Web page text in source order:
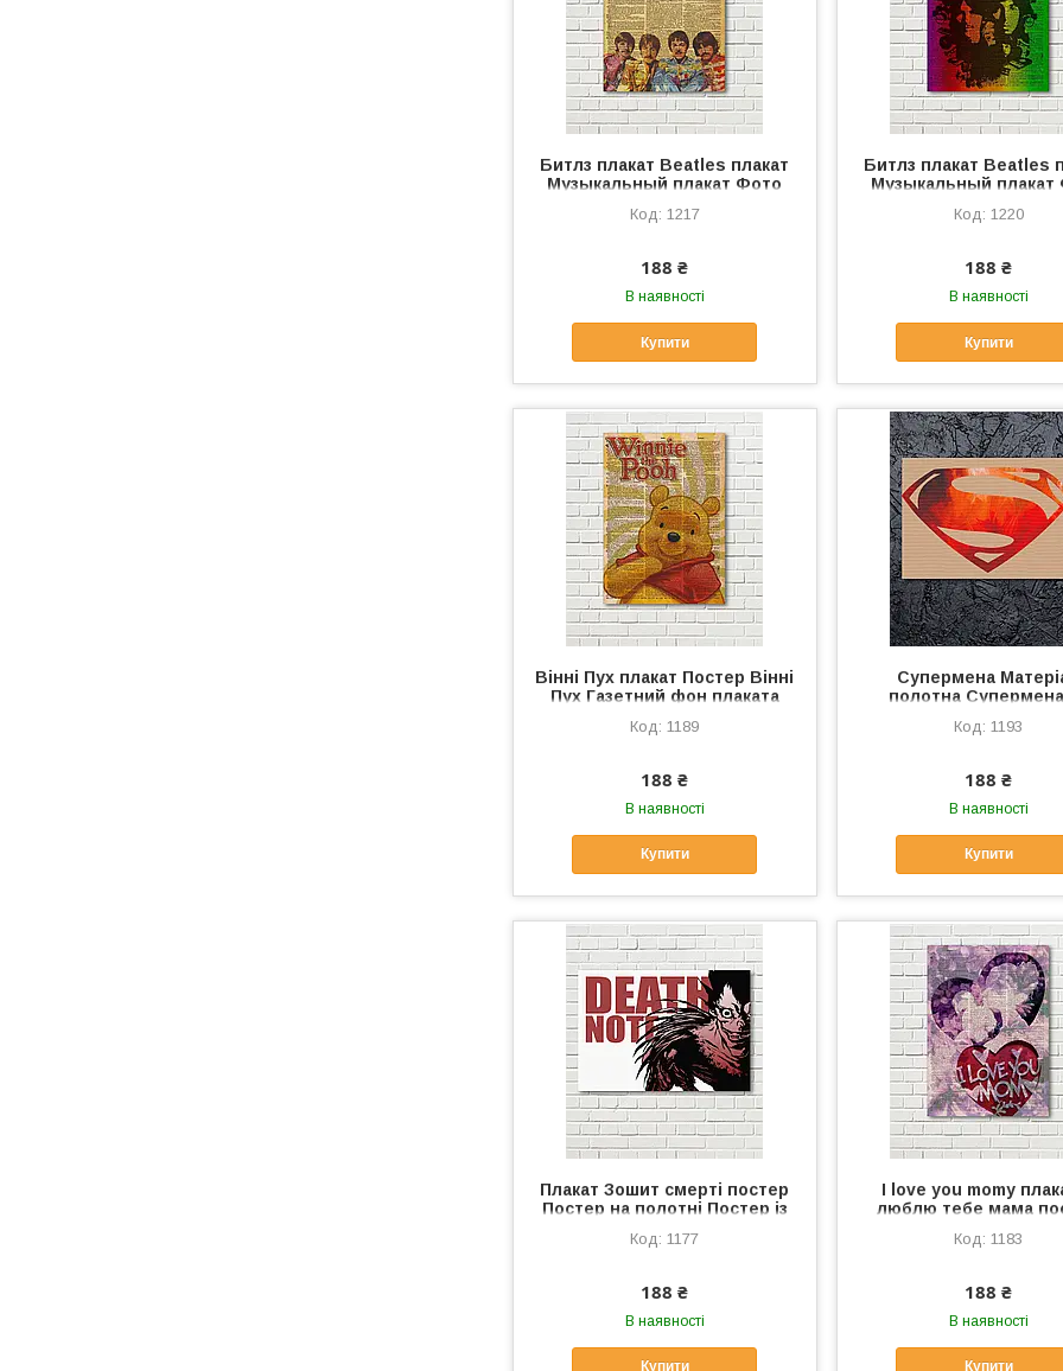
Битлз плакат Beatles плакат
Музыкальный плакат Фото
Друк на холсті Газетный фон
1217
188 ₴
В наявності
Купити
Битлз плакат Beatles
Музыкальный плакат
Друк на холсті1220
188 ₴
В наявності
Купити
Вінні Пух плакат Постер Вінні
Пух Газетний фон плаката
Вінні Пух Матеріал полотно
1189
188 ₴
В наявності
Купити
Супермена
полотна
1193
188 ₴
В наявності
Купити
Плакат Зошит смерті постер
Постер на полотні Постер із
Note плакат Друк на полотні
1177
188 ₴
В наявності
Купити
I love you momy
люблю тебе мама
Любов к маме1183
188 ₴
В наявності
Купити